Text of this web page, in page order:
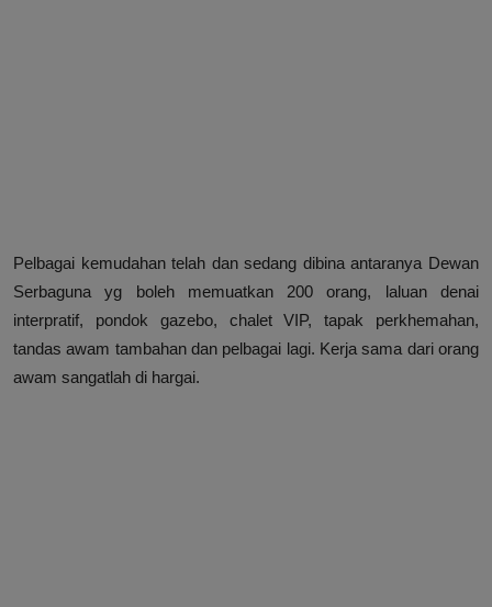
Pelbagai kemudahan telah dan sedang dibina antaranya Dewan
Serbaguna yg boleh memuatkan 200 orang, laluan denai
interpratif, pondok gazebo, chalet VIP, tapak perkhemahan,
tandas awam tambahan dan pelbagai lagi. Kerja sama dari orang
awam sangatlah di hargai.